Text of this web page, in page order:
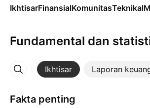
IkhtisarFinansialKomunitasTeknikal
Fundamental dan
Ikhtisar Laporan
Lainnya
Fakta penting